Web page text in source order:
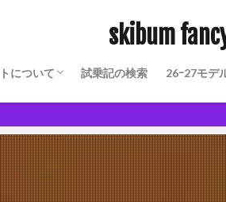
skibum
について
Owned Model
ヒトの理解が深まる愉しさ
試乗記の検索 26ｰ27モデ